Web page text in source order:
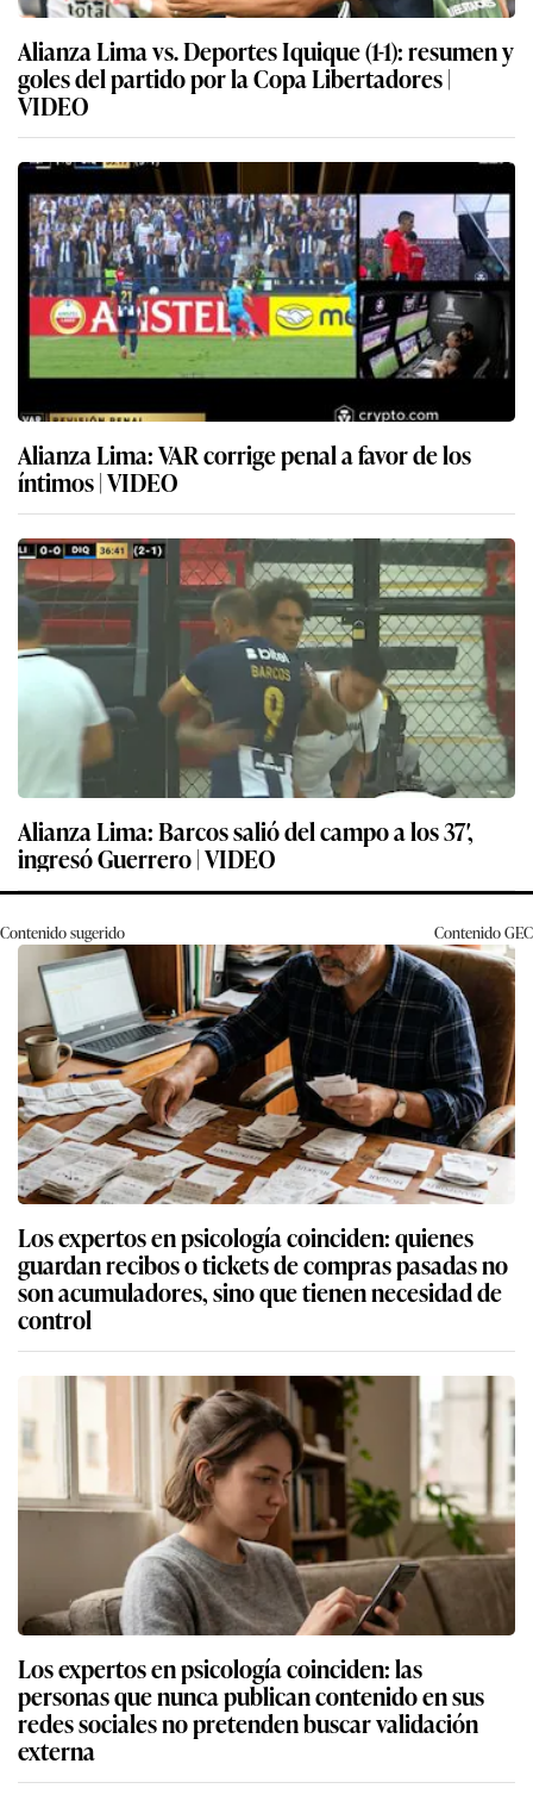
Alianza Lima vs. Deportes Iquique (1-1): resumen y
goles del partido por la Copa Libertadores |
VIDEO
Alianza Lima: VAR corrige penal a favor de los
íntimos | VIDEO
Alianza Lima: Barcos salió del campo a los 37′,
ingresó Guerrero | VIDEO
Contenido sugerido ContenidoGEC
Los expertos en psicología coinciden: quienes
guardan recibos o tickets de compras pasadas no
son acumuladores, sino que tienen necesidad de
control
Los expertos en psicología coinciden: las
personas que nunca publican contenido en sus
redes sociales no pretenden buscar validación
externa